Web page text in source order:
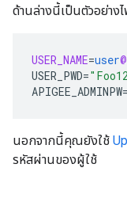
ด้านล่างนี้เป็นตัวอย่าง
USER_NAME=user
USER_PWD=
APIGEE_ADMINPW=
นอกจากนี้คุณยังใช้
รหัสผ่านของผู้ใช้